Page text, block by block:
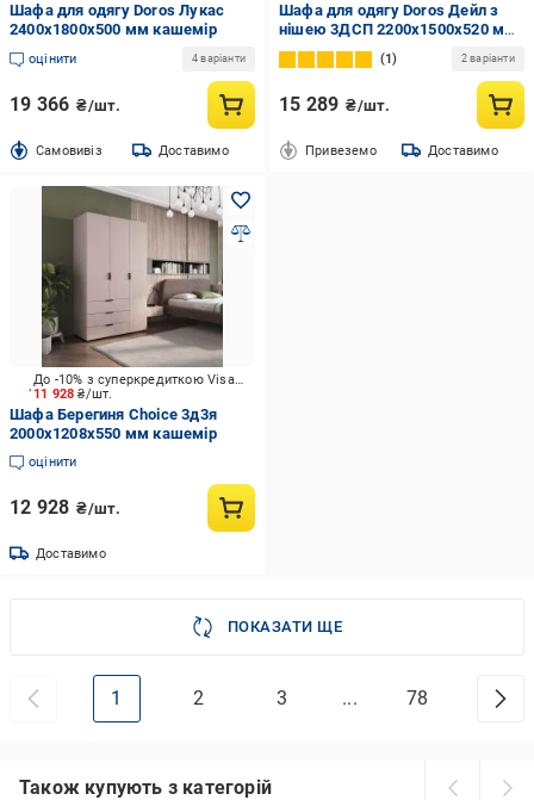
Шафа для одягу Doros Лукас
2400х1800х500 мм кашемір
оцінити 4 варіанти
19 366 ₴/шт.
Cамовивіз Доставимо
Шафа для одягу Doros Дейл з
нішею 3ДСП 2200х1500х520 мм
кашемір
1 2 варіанти
15 289 ₴/шт.
Привеземо Доставимо
11 928₴/шт.
До -10% з суперкредиткою Visa Вигода
Шафа Берегиня Choice 3д3я
2000х1208х550 мм кашемір
оцінити
12 928 ₴/шт.
Доставимо
ПОКАЗАТИ ЩЕ
1 2 3 ... 78
Також купують з категорій